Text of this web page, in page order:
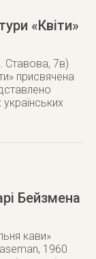
«Квіти»
Ставова, 7в)
присвячена
Бейзмена
кави»
1960